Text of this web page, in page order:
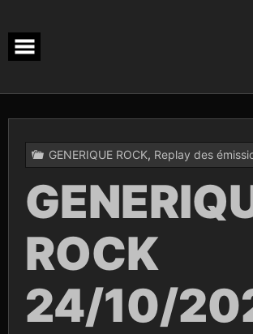
content
GENERIQUE ROCK, Replay des
24/10/